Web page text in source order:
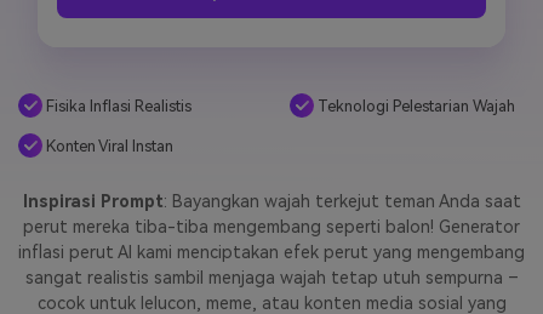
Fisika Inflasi Realistis Teknologi Pelestarian Wajah
Konten Viral Instan
Inspirasi Prompt: Bayangkan wajah terkejut teman Anda saat
perut mereka tiba-tiba mengembang seperti balon! Generator
inflasi perut AI kami menciptakan efek perut yang mengembang
sangat realistis sambil menjaga wajah tetap utuh sempurna –
cocok untuk lelucon, meme, atau konten media sosial yang